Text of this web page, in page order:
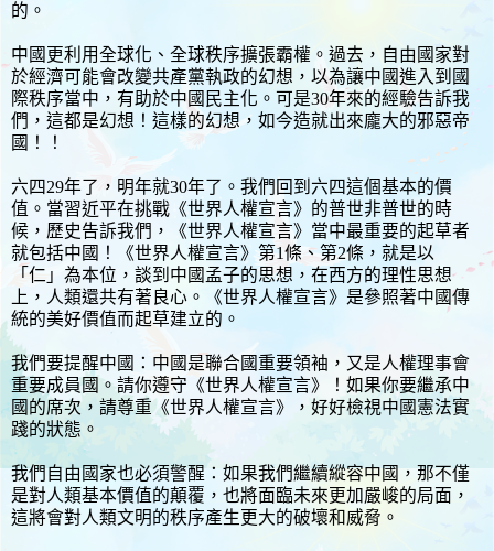
的。
中國更利用全球化、全球秩序擴張霸權。過去，自由國家對
於經濟可能會改變共產黨執政的幻想，以為讓中國進入到國
際秩序當中，有助於中國民主化。可是30年來的經驗告訴我
們，這都是幻想！這樣的幻想，如今造就出來龐大的邪惡帝
國！！
六四29年了，明年就30年了。我們回到六四這個基本的價
值。當習近平在挑戰《世界人權宣言》的普世非普世的時
候，歷史告訴我們，《世界人權宣言》當中最重要的起草者
就包括中國！《世界人權宣言》第1條、第2條，就是以
「仁」為本位，談到中國孟子的思想，在西方的理性思想
上，人類還共有著良心。《世界人權宣言》是參照著中國傳
統的美好價值而起草建立的。
我們要提醒中國：中國是聯合國重要領袖，又是人權理事會
重要成員國。請你遵守《世界人權宣言》！如果你要繼承中
國的席次，請尊重《世界人權宣言》，好好檢視中國憲法實
踐的狀態。
我們自由國家也必須警醒：如果我們繼續縱容中國，那不僅
是對人類基本價值的顛覆，也將面臨未來更加嚴峻的局面，
這將會對人類文明的秩序產生更大的破壞和威脅。